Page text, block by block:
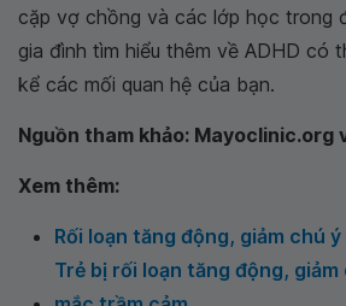
cặp vợ chồng và các lớp học trong
gia đình tìm hiểu thêm về ADHD có
kể các mối quan hệ của bạn.
Nguồn tham khảo: Mayoclinic.org
Xem thêm:
Rối loạn tăng động, giảm chú
Trẻ bị rối loạn tăng động,